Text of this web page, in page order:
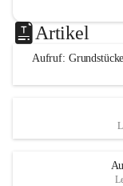
Artikel
Aufruf: